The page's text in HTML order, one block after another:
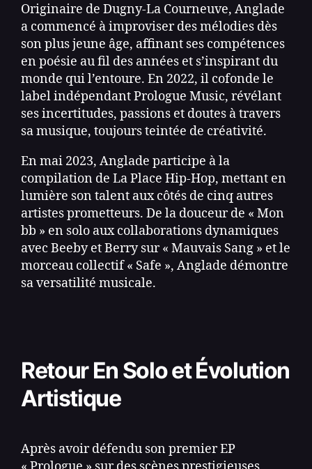
Originaire de Dugny-La Courneuve, Anglade
a commencé à improviser des mélodies dès
son plus jeune âge, affinant ses compétences
en poésie au fil des années et s’inspirant du
monde qui l’entoure. En 2022, il cofonde le
label indépendant Prologue Music, révélant
ses incertitudes, passions et doutes à travers
sa musique, toujours teintée de créativité.
En mai 2023, Anglade participe à la
compilation de La Place Hip-Hop, mettant en
lumière son talent aux côtés de cinq autres
artistes prometteurs. De la douceur de « Mon
bb » en solo aux collaborations dynamiques
avec Beeby et Berry sur « Mauvais Sang » et le
morceau collectif « Safe », Anglade démontre
sa versatilité musicale.
Retour En Solo et Évolution
Artistique
Après avoir défendu son premier EP